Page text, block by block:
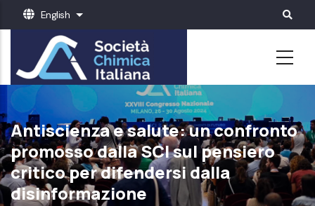
content
English List additional actions
Antiscienza e salute: un confronto
promosso dalla SCI sul pensiero
critico per difendersi dalla
disinformazione